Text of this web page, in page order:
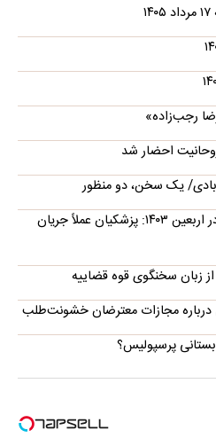
رجب‌زاده»
احضار شد
یک سخن، دو منظور
دست‌نوشته شهید علی لاریجانی در اربعین ۱۴۰۳: پزشکیان عملاً جریان
زبان سخنگوی قوه قضاییه
درباره مجازات معترضان خشونت‌طلب
پرسپولیس؟